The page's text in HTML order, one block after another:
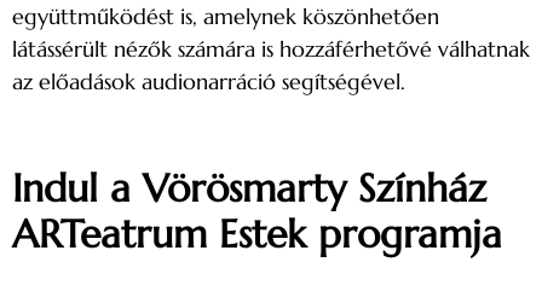
együttműködést is, amelynek köszönhetően
látássérült nézők számára is hozzáférhetővé válhatnak
az előadások audionarráció segítségével.
Indul a Vörösmarty Színház
ARTeatrum Estek programja